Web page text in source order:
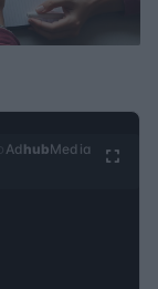
Ad hubMedia